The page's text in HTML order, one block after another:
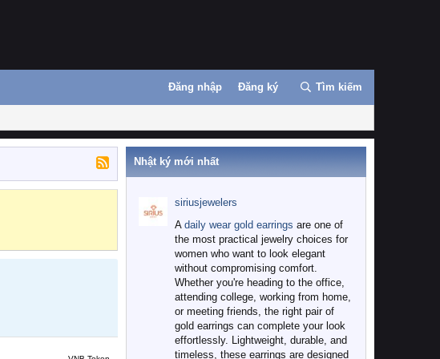
Đăng nhập Đăng ký Tìm kiếm
Nhật ký mới nhất
siriusjewelers
A daily wear gold earrings are one of
the most practical jewelry choices for
women who want to look elegant
without compromising comfort.
Whether you're heading to the office,
attending college, working from home,
or meeting friends, the right pair of
gold earrings can complete your look
effortlessly. Lightweight, durable, and
timeless, these earrings are designed